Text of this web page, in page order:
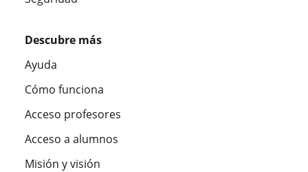
Descubre más
Ayuda
Cómo funciona
Acceso profesores
Acceso a alumnos
Misión y visión